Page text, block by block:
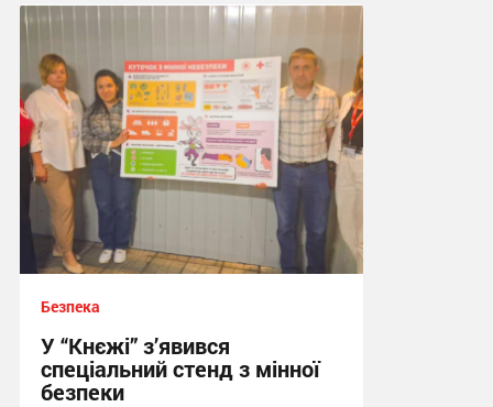
Безпека
У “Кнєжі” з’явився
спеціальний стенд з мінної
безпеки